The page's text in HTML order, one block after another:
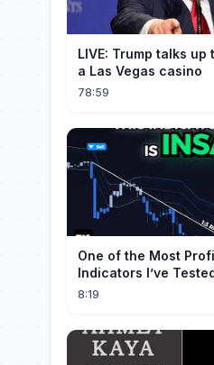
LIVE: Trump talks
a Las Vegas casino
78:59
One of the Most
Indicators I’ve
Channel)
8:19